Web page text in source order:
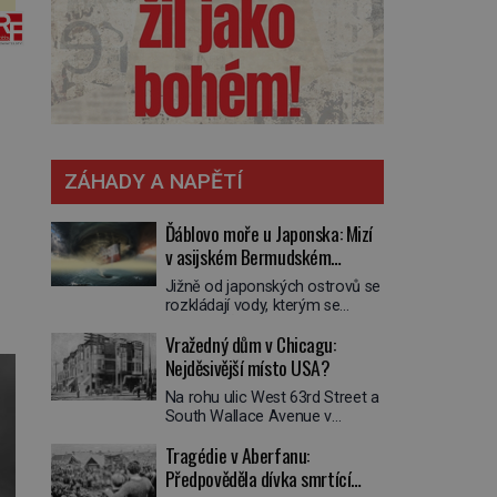
ZÁHADY A NAPĚTÍ
Ďáblovo moře u Japonska: Mizí
v asijském Bermudském
trojúhelníku lodě ve spárech
neznámé síly?
Jižně od japonských ostrovů se
rozkládají vody, kterým se
se o lodích mizejících beze
stopy, podivných světlech,
zrádných proudech i mořských
dracích, kteří měli tyto končiny
střežit už v dávných legendách.
trojúhelník skutečně prokletým
místem, nebo se zde jen
Vražedný dům v Chicagu:
Nejděsivější místo USA?
Na rohu ulic West 63rd Street a
South Wallace Avenue v
Nemá žádný speciální nápis ani
pamětní desku. A přesto prý
místní zaměstnanci neradi
Tragédie v Aberfanu:
Předpověděla dívka smrtící